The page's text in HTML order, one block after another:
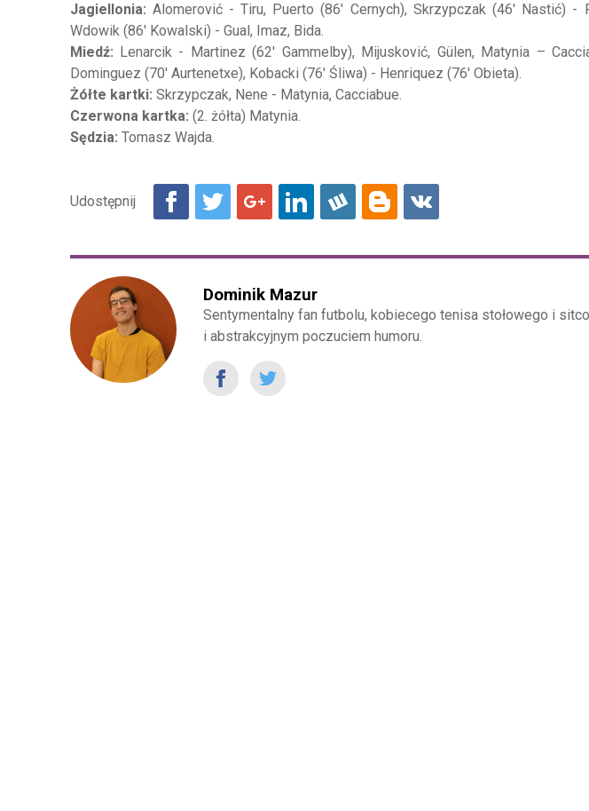
Jagiellonia: Alomerović - Tiru, Puerto (86' Cernych), Skrzypczak (46' Nastić) -
Wdowik (86' Kowalski) - Gual, Imaz, Bida.
Miedź: Lenarcik - Martinez (62' Gammelby), Mijusković, Gülen, Matynia –
Dominguez (70' Aurtenetxe), Kobacki (76' Śliwa) - Henriquez (76' Obieta).
Żółte kartki: Skrzypczak, Nene - Matynia, Cacciabue.
Czerwona kartka: (2. żółta) Matynia.
Sędzia: Tomasz Wajda.
Dominik Mazur
Sentymentalny fan futbolu, kobiecego tenisa stołowego i
i abstrakcyjnym poczuciem humoru.